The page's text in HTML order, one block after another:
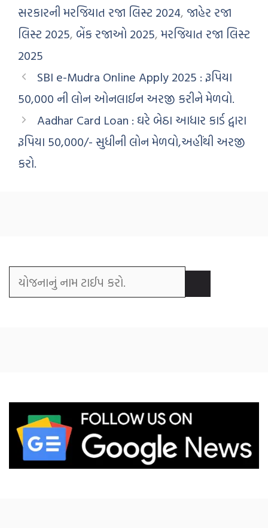
સરકારની મરજિયાત રજા લિસ્ટ 2024, જાહેર રજા
લિસ્ટ 2025, બેંક રજાઓ 2025, મરજિયાત રજા લિસ્ટ
2025
SBI e-Mudra Online Apply 2025 : રૂપિયા
50,000 ની લોન ઓનલાઈન અરજી કરીને મેળવો.
Aadhar Card Loan : ઘરે બેઠા આધાર કાર્ડ દ્વારા
રૂપિયા 50,000/- સુધીની લોન મેળવો,અહીંથી અરજી
કરો.